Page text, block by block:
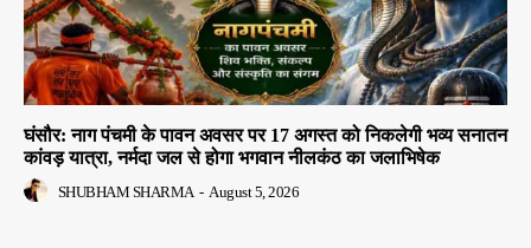
घंसौर: नाग पंचमी के पावन अवसर पर 17 अगस्त को निकलेगी भव्य सनातन
कांवड़ यात्रा, नर्मदा जल से होगा भगवान नीलकंठ का जलाभिषेक
SHUBHAM SHARMA - August 5, 2026